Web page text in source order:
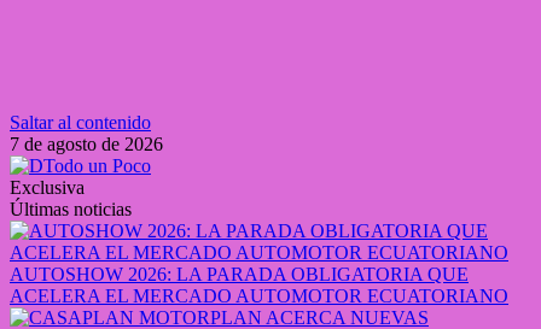
Saltar al contenido
7 de agosto de 2026
Exclusiva
Últimas noticias
AUTOSHOW 2026: LA PARADA OBLIGATORIA QUE
ACELERA EL MERCADO AUTOMOTOR ECUATORIANO